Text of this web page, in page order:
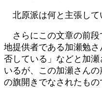
北原派は何と主張して
さらにこの文章の前段
地提供者である加瀬勉
否している」などと加
いるが、この加瀬さんの
の旗開きでなされたも